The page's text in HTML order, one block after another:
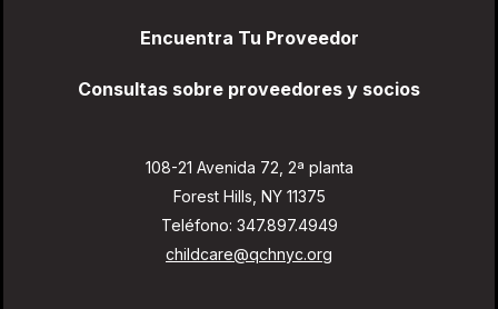
Encuentra Tu Proveedor
Consultas sobre proveedores y socios
108-21 Avenida 72, 2ª planta
Forest Hills, NY 11375
Teléfono: 347.897.4949
childcare@qchnyc.org